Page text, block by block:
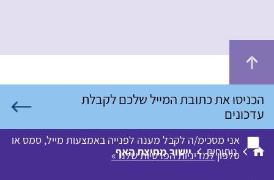
אני מסכימ/ה לקבל מענה לפנייה באמצעות מייל, סמס או
טלפוןלמדיניות הפרטיות שלנו »ניתוחים יישור מחיצת האף